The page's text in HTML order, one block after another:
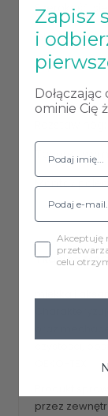
Szerokość
Głębokość
Wysokość
Kształt
Taboret
Montaż
Tkanina
oraz
przez
Zapisz
i
ominie Cię
Akceptuję
celu